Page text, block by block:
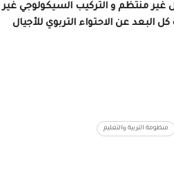
غير منتظم و التركيب السيكولوجي غير
البعد عن الاحتواء التربوي للأجيال
منظومة التربية والتعليم